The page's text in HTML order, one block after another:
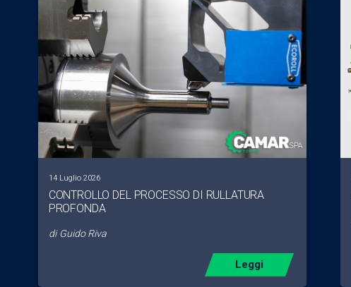
14 Luglio 2026
CONTROLLO DEL PROCESSO DI RULLATURA
PROFONDA
di Guido Riva
Leggi